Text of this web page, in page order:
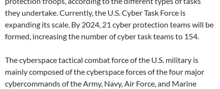
they undertake. Currently, the U.S. Cyber Task Force is
expanding its scale. By 2024, 21 cyber protection teams will be
formed, increasing the number of cyber task teams to 154.
The cyberspace tactical combat force of the U.S. military is
mainly composed of the cyberspace forces of the four major
cybercommands of the Army, Navy, Air Force, and Marine